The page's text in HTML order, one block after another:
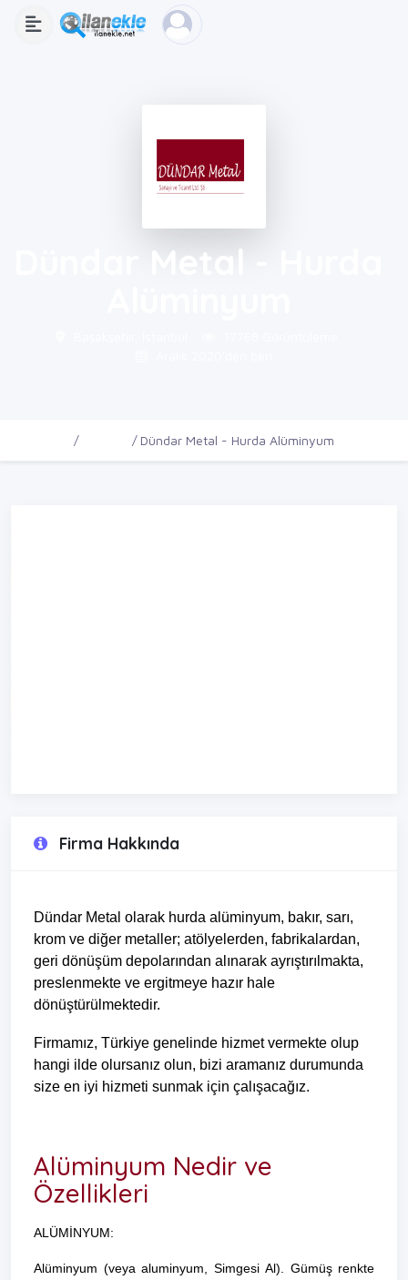
Dündar Metal - Hurda
Dündar Metal - Hurda Alüminyum
Firma Hakkında
Dündar Metal olarak hurda alüminyum, bakır, sarı,
krom ve diğer metaller; atölyelerden, fabrikalardan,
geri dönüşüm depolarından alınarak ayrıştırılmakta,
preslenmekte ve ergitmeye hazır hale
dönüştürülmektedir.
Firmamız, Türkiye genelinde hizmet vermekte olup
hangi ilde olursanız olun, bizi aramanız durumunda
size en iyi hizmeti sunmak için çalışacağız.
Alüminyum Nedir ve
Özellikleri
ALÜMİNYUM:
Alüminyum (veya aluminyum, Simgesi Al). Gümüş renkte